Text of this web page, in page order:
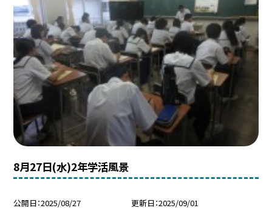
8月27日(水)2年学活風景
公開日 2025/08/27 更新日 2025/09/01